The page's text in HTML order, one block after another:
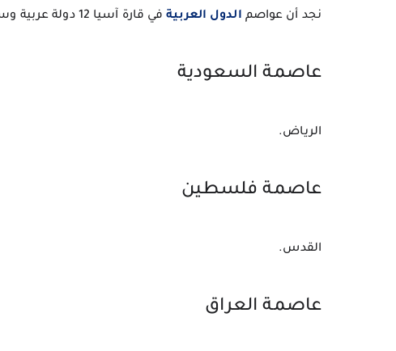
نجد أن عواصم الدول العربية في قارة آسيا 12 دولة عربية وسنعرف الأن عاصمة كل دولة.
عاصمة السعودية
الرياض.
عاصمة فلسطين
القدس.
عاصمة العراق